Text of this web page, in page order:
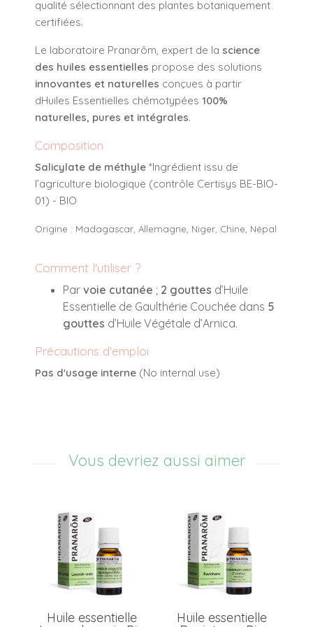
qualité sélectionnant des plantes botaniquement
certifiées.
Le laboratoire Pranarôm, expert de la science
des huiles essentielles propose des solutions
innovantes et naturelles conçues à partir
dHuiles Essentielles chémotypées 100%
naturelles, pures et intégrales.
Composition
Salicylate de méthyle *Ingrédient issu de
l’agriculture biologique (contrôle Certisys BE-BIO-
01) - BIO
Origine : Madagascar, Allemagne, Niger, Chine, Népal
Comment l'utiliser ?
Par voie cutanée ; 2 gouttes d’Huile
Essentielle de Gaulthérie Couchée dans 5
gouttes d’Huile Végétale d’Arnica.
Précautions d'emploi
Pas d'usage interne (No internal use)
Vous devriez aussi aimer
Huile essentielle Huile essentielle